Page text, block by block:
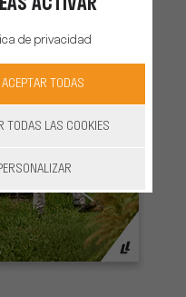
ACTIVAR
de privacidad
ACEPTAR TODAS
TODAS LAS COOKIES